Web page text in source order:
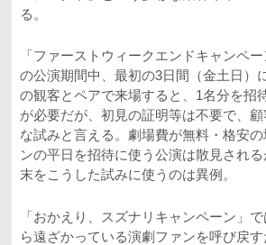
る。
「ファーストウィークエンドキャンペ
の公演期間中、最初の3日間（金土日）
の観客とペアで来場すると、1名分を招
が必要だが、初見の証明等は不要で、
な試みと言える。劇場費が無料・格安
ンの平日を招待に使う公演は散見され
末をこうした試みに使うのは異例。
「おかえり、スズナリキャンペーン」
ら遠ざかっている演劇ファンを呼び戻